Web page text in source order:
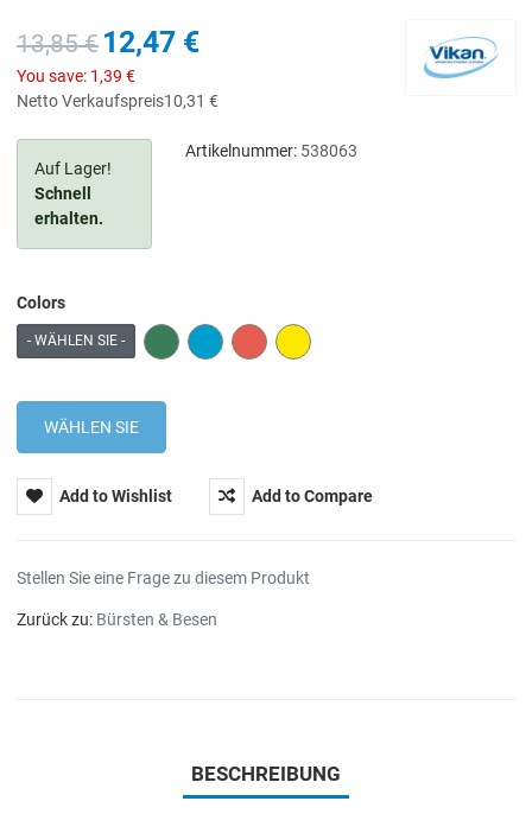
13,85 € 12,47 €
You save: 1,39 €
Netto Verkaufspreis10,31 €
Auf Lager!
Schnell
erhalten.
Artikelnummer: 538063
Colors
- WÄHLEN SIE - GREEN BLUE RED YELLOW
Add to Wishlist Add to Compare
Stellen Sie eine Frage zu diesem Produkt
Zurück zu: Bürsten & Besen
BESCHREIBUNG